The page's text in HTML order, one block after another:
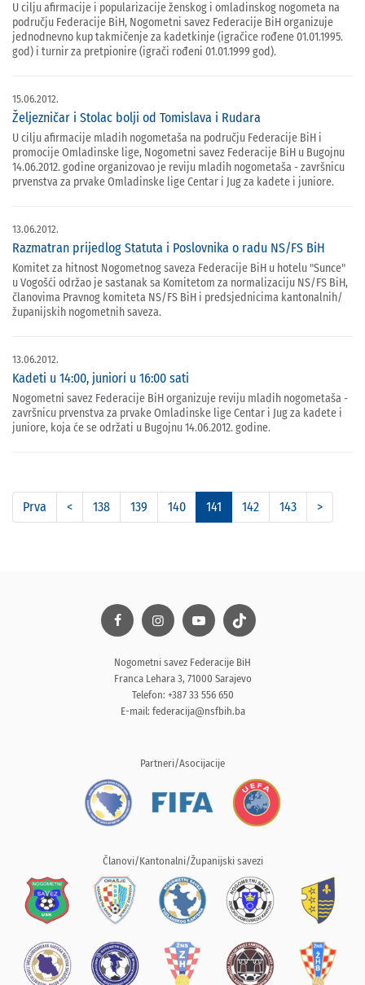
U cilju afirmacije i popularizacije ženskog i omladinskog nogometa na
području Federacije BiH, Nogometni savez Federacije BiH organizuje
jednodnevno kup takmičenje za kadetkinje (igračice rođene 01.01.1995.
god) i turnir za pretpionire (igrači rođeni 01.01.1999 god).
15.06.2012.
Željezničar i Stolac bolji od Tomislava i Rudara
U cilju afirmacije mladih nogometaša na području Federacije BiH i
promocije Omladinske lige, Nogometni savez Federacije BiH u Bugojnu
14.06.2012. godine organizovao je reviju mladih nogometaša - završnicu
prvenstva za prvake Omladinske lige Centar i Jug za kadete i juniore.
13.06.2012.
Razmatran prijedlog Statuta i Poslovnika o radu NS/FS BiH
Komitet za hitnost Nogometnog saveza Federacije BiH u hotelu "Sunce"
u Vogošći održao je sastanak sa Komitetom za normalizaciju NS/FS BiH,
članovima Pravnog komiteta NS/FS BiH i predsjednicima kantonalnih/
županijskih nogometnih saveza.
13.06.2012.
Kadeti u 14:00, juniori u 16:00 sati
Nogometni savez Federacije BiH organizuje reviju mladih nogometaša -
završnicu prvenstva za prvake Omladinske lige Centar i Jug za kadete i
juniore, koja će se održati u Bugojnu 14.06.2012. godine.
Prva < 138 139 140 141 142 143 >
Nogometni savez Federacije BiH
Franca Lehara 3, 71000 Sarajevo
Telefon: +387 33 556 650
E-mail: federacija@nsfbih.ba
Partneri/Asocijacije
Članovi/Kantonalni/Županijski savezi